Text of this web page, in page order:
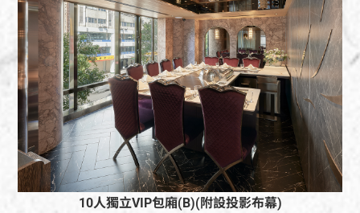
10人獨立VIP包廂(B)(附設投影布幕)